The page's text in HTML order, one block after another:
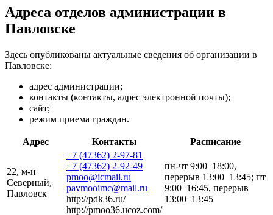
Адреса отделов администрации в
Павловске
Здесь опубликованы актуальные сведения об организации в
Павловске:
адрес администрации;
контакты (контакты, адрес электронной почты);
сайт;
режим приема граждан.
Адрес Контакты Расписание
22, м-н
Северный,
Павловск
+7 (47362) 2-97-81
+7 (47362) 2-92-49
pmoo@icmail.ru
pavmooimc@mail.ru
http://pdk36.ru/
http://pmoo36.ucoz.com/
пн-чт 9:00–18:00,
перерыв 13:00–13:45; пт
9:00–16:45, перерыв
13:00–13:45